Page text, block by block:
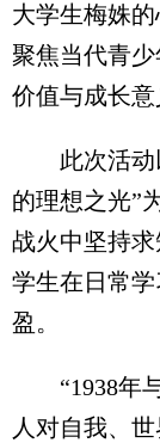
大学生梅姝
聚焦当代青
价值与成长意
此次活动
的理想之光”
战火中坚持
学生在日常
盈。
“1938年与
人对自我、